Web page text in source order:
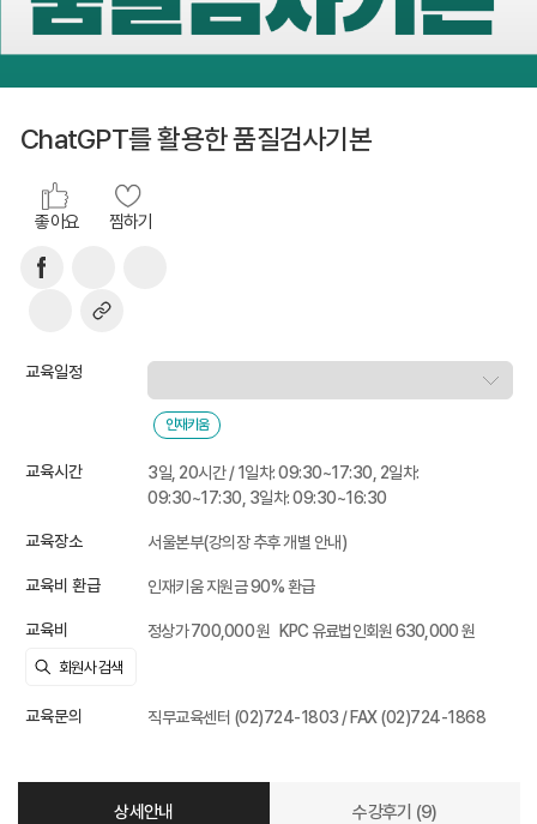
ChatGPT를 활용한 품질검사기본
좋아요 찜하기
교육일정
인재키움
교육시간
3일, 20시간 / 1일차: 09:30~17:30, 2일차:
09:30~17:30, 3일차: 09:30~16:30
교육장소 서울본부(강의장 추후 개별 안내)
교육비 환급 인재키움 지원금 90% 환급
교육비 정상가 700,000 원 KPC 유료법인회원 630,000 원
교육문의 직무교육센터 (02)724-1803 / FAX (02)724-1868
상세안내 수강후기 (9)